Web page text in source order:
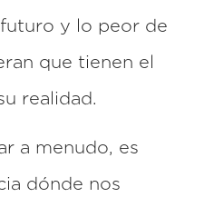
y lo peor de
que tienen el
realidad.
a menudo, es
dónde nos